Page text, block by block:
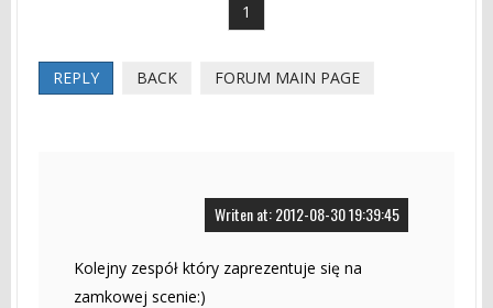
1
REPLY BACK FORUM MAIN PAGE
Writen at: 2012-08-30 19:39:45
Kolejny zespół który zaprezentuje się na
zamkowej scenie:)